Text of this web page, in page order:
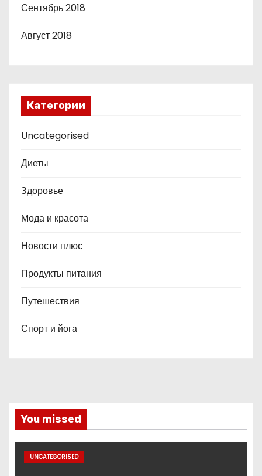
Сентябрь 2018
Август 2018
Категории
Uncategorised
Диеты
Здоровье
Мода и красота
Новости плюс
Продукты питания
Путешествия
Спорт и йога
You missed
UNCATEGORISED